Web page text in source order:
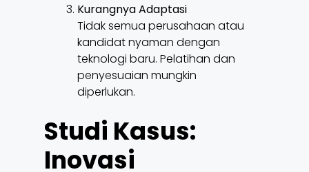
Kurangnya Adaptasi
Tidak semua perusahaan atau
kandidat nyaman dengan
teknologi baru. Pelatihan dan
penyesuaian mungkin
diperlukan.
Studi Kasus:
Inovasi